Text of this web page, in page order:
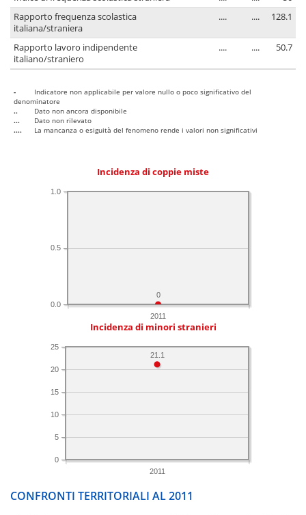
Rapporto frequenza scolastica
italiana/straniera
.... .... 128.1
Rapporto lavoro indipendente
italiano/straniero
.... .... 50.7
-
Indicatore non applicabile per valore nullo o poco significativo del
denominatore
..
Dato non ancora disponibile
...
Dato non rilevato
....
La mancanza o esiguità del fenomeno rende i valori non significativi
Incidenza di coppie miste
2011
0.0
0.5
1.0
0
Incidenza di minori stranieri
2011
0
5
10
15
20
25
21.1
CONFRONTI TERRITORIALI AL 2011